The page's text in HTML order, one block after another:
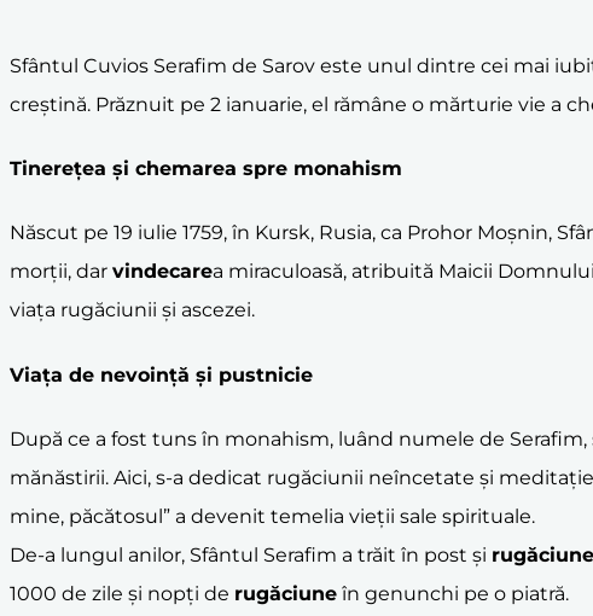
Sfântul Cuvios Serafim de Sarov este unul dintre cei mai
creștină. Prăznuit pe 2 ianuarie, el rămâne o mărturie vie a
Tinerețea și chemarea spre monahism
Născut pe 19 iulie 1759, în Kursk, Rusia, ca Prohor Moșnin,
morții, dar vindecarea miraculoasă, atribuită Maicii
viața rugăciunii și ascezei.
Viața de nevoință și pustnicie
După ce a fost tuns în monahism, luând numele de
mănăstirii. Aici, s-a dedicat rugăciunii neîncetate și
mine, păcătosul” a devenit temelia vieții sale spirituale.
De-a lungul anilor, Sfântul Serafim a trăit în post și rugăciune
1000 de zile și nopți de rugăciune în genunchi pe o piatră.